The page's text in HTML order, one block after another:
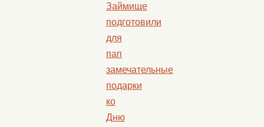
Займище
подготовили
для
пап
замечательные
подарки
ко
Дню